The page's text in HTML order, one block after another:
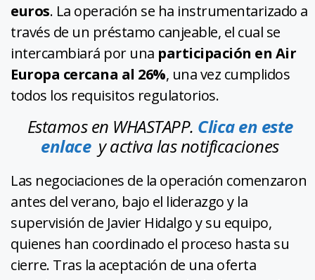
euros. La operación se ha instrumentarizado a
través de un préstamo canjeable, el cual se
intercambiará por una participación en Air
Europa cercana al 26%, una vez cumplidos
todos los requisitos regulatorios.
Estamos en WHASTAPP. Clica en este
enlacey activa las notificaciones
Las negociaciones de la operación comenzaron
antes del verano, bajo el liderazgo y la
supervisión de Javier Hidalgo y su equipo,
quienes han coordinado el proceso hasta su
cierre. Tras la aceptación de una oferta